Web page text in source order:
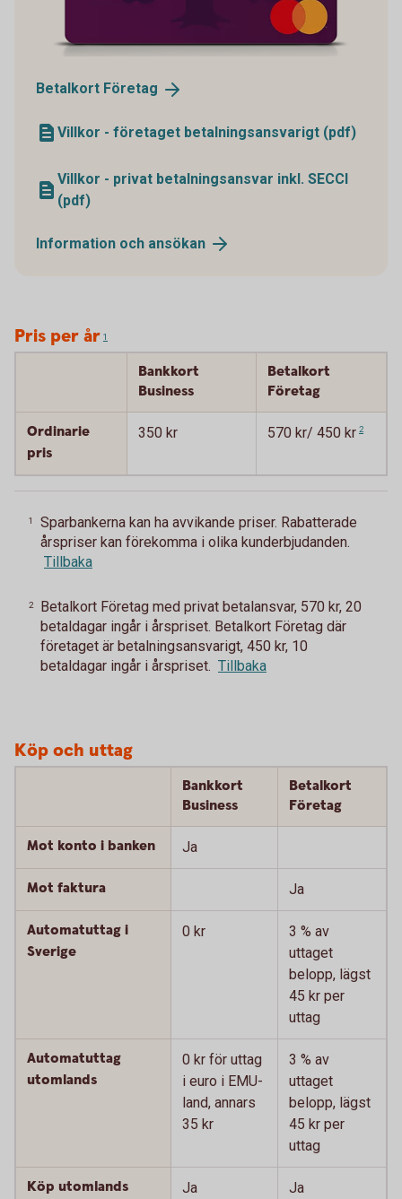
Betalkort Företag
Villkor - företaget betalningsansvarigt (pdf)
Villkor - privat betalningsansvar inkl. SECCI
(pdf)
Information och ansökan
Pris per år 1
Bankkort
Business
Betalkort
Företag
Ordinarie
pris
350 kr 570 kr/ 450 kr 2
1
Sparbankerna kan ha avvikande priser. Rabatterade
årspriser kan förekomma i olika kunderbjudanden.
Tillbaka
2
Betalkort Företag med privat betalansvar, 570 kr, 20
betaldagar ingår i årspriset. Betalkort Företag där
företaget är betalningsansvarigt, 450 kr, 10
betaldagar ingår i årspriset. Tillbaka
Köp och uttag
Bankkort
Business
Betalkort
Företag
Mot konto i banken Ja
Mot faktura Ja
Automatuttag i
Sverige
0 kr
3 % av
uttaget
belopp, lägst
45 kr per
uttag
Automatuttag
utomlands
0 kr för uttag
i euro i EMU-
land, annars
35 kr
3 % av
uttaget
belopp, lägst
45 kr per
uttag
Köp utomlands Ja Ja